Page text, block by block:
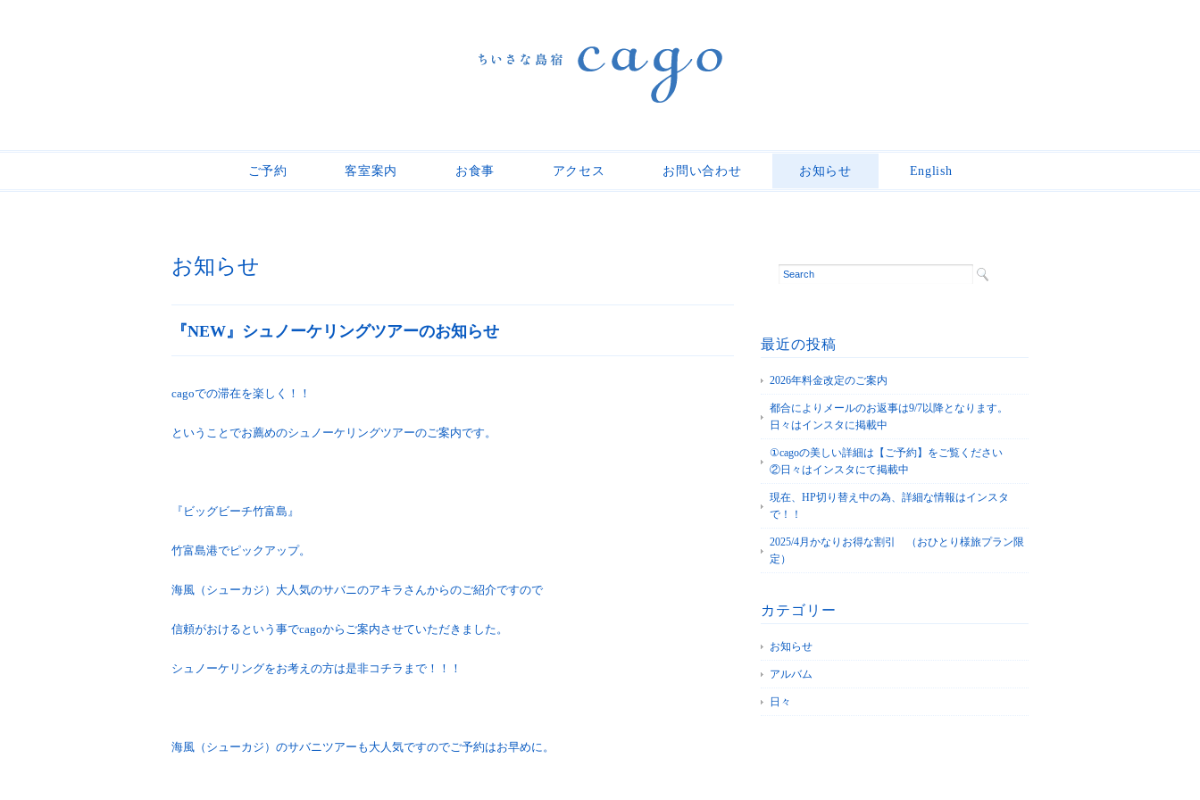
ご予約 客室案内 お食事 アクセス お問い合わせ お知らせ English
お知らせ
『NEW』シュノーケリングツアーのお知らせ
cagoでの滞在を楽しく！！
ということでお薦めのシュノーケリングツアーのご案内です。
『ビッグビーチ竹富島』
竹富島港でピックアップ。
海風（シューカジ）大人気のサバニのアキラさんからのご紹介ですので
信頼がおけるという事でcagoからご案内させていただきました。
シュノーケリングをお考えの方は是非コチラまで！！！
海風（シューカジ）のサバニツアーも大人気ですのでご予約はお早めに。
最近の投稿
2026年料金改定のご案内
都合によりメールのお返事は9/7以降となります。
日々はインスタに掲載中
①cagoの美しい詳細は【ご予約】をご覧ください
②日々はインスタにて掲載中
現在、HP切り替え中の為、詳細な情報はインスタ
で！！
2025/4月かなりお得な割引 （おひとり様旅プラン限
定）
カテゴリー
お知らせ
アルバム
日々